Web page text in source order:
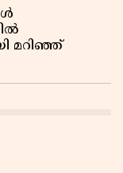
മറിഞ്ഞ്